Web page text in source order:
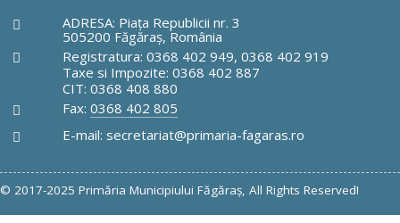
ADRESA: Piaţa Republicii nr. 3
505200 Făgăraş, România
Registratura: 0368 402 949, 0368 402 919
Taxe si Impozite: 0368 402 887
CIT: 0368 408 880
Fax: 0368 402 805
E-mail: secretariat@primaria-fagaras.ro
© 2017-2025 Primăria Municipiului Făgăraş, All Rights Reserved!